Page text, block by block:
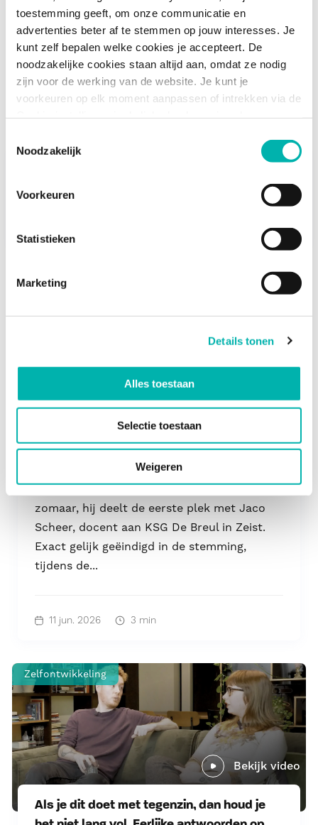
toestemming geeft, om onze communicatie en
advertenties beter af te stemmen op jouw interesses. Je
kunt zelf bepalen welke cookies je accepteert. De
noodzakelijke cookies staan altijd aan, omdat ze nodig
zijn voor de werking van de website. Je kunt je
voorkeuren op elk moment aanpassen of intrekken via de
Noodzakelijk
Voorkeuren
Statistieken
Marketing
Details tonen
Alles toestaan
Selectie toestaan
Weigeren
Dit vind je misschien ook
interessant
het einde van het...
19 dec. 2025
(Onderwijs)nieuws
Van Talent van Buiten tot Impact
Leerkracht van 2026: het verhaal van Tom
Roozen
Wat een nieuws: Tom Roozen is uitgeroepen
tot Impact Leerkracht van 2026. En niet
zomaar, hij deelt de eerste plek met Jaco
Scheer, docent aan KSG De Breul in Zeist.
Exact gelijk geëindigd in de stemming,
tijdens de...
11 jun. 2026 3 min
Zelfontwikkeling
Bekijk video
Als je dit doet met tegenzin, dan houd je